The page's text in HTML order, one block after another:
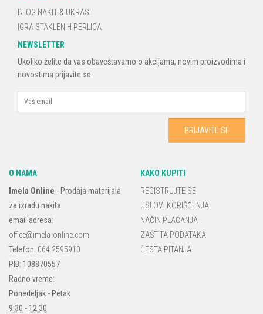
BLOG NAKIT & UKRASI
IGRA STAKLENIH PERLICA
NEWSLETTER
Ukoliko želite da vas obaveštavamo o akcijama, novim proizvodima i
novostima prijavite se.
O NAMA
Imela Online - Prodaja materijala
za izradu nakita
email adresa:
office@imela-online.com
Telefon: 064 2595910
PIB: 108870557
Radno vreme:
Ponedeljak - Petak
9:30 - 12:30
KAKO KUPITI
REGISTRUJTE SE
USLOVI KORIŠĆENJA
NAČIN PLAĆANJA
ZAŠTITA PODATAKA
ČESTA PITANJA